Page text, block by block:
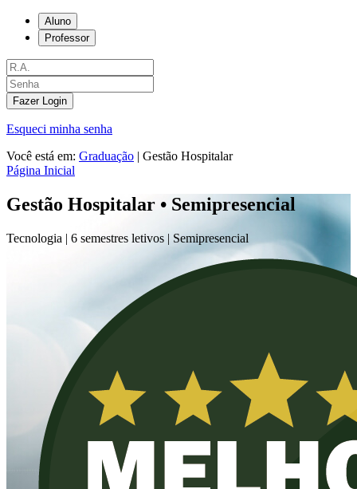
Aluno
Professor
Fazer Login
Esqueci minha senha
Você está em: Graduação | Gestão Hospitalar
Página Inicial
Gestão Hospitalar • Semipresencial
Tecnologia | 6 semestres letivos | Semipresencial